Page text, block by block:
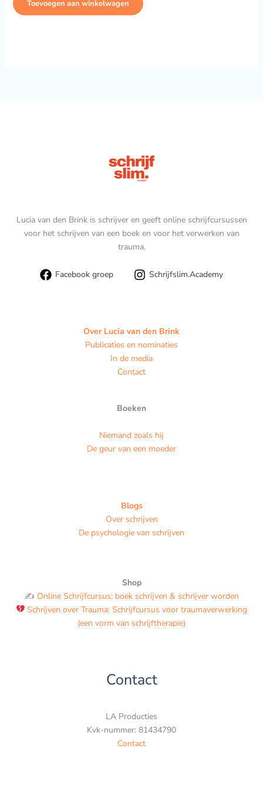
Toevoegen aan winkelwagen
Lucia van den Brink is schrijver en geeft online schrijfcursussen
voor het schrijven van een boek en voor het verwerken van
trauma.
Facebook groep Schrijfslim.Academy
Over Lucia van den Brink
Publicaties en nominaties
In de media
Contact
Boeken
Niemand zoals hij
De geur van een moeder
Blogs
Over schrijven
De psychologie van schrijven
Shop
✍️ Online Schrijfcursus: boek schrijven & schrijver worden
Schrijven over Trauma: Schrijfcursus voor traumaverwerking
(een vorm van schrijftherapie)
Contact
LA Producties
Kvk-nummer: 81434790
Contact